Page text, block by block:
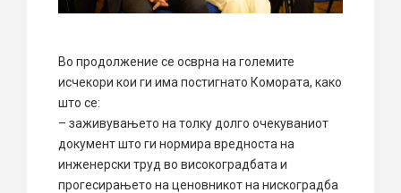
Во продолжение се осврна на големите
исчекори кои ги има постигнато Комората, како
што се:
– заживувањето на толку долго очекуваниот
документ што ги нормира вредноста на
инженерски труд во високоградбата и
прогесирањето на ценовникот на нискоградба